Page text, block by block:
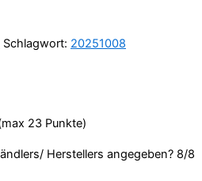
Schlagwort: 20251008
23 Punkte)
Herstellers angegeben? 8/8